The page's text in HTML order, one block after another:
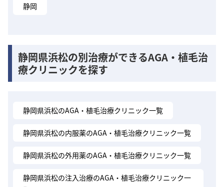
静岡
静岡県浜松の別治療ができるAGA・植毛治
療クリニックを探す
静岡県浜松のAGA・植毛治療クリニック一覧
静岡県浜松の内服薬のAGA・植毛治療クリニック一覧
静岡県浜松の外用薬のAGA・植毛治療クリニック一覧
静岡県浜松の注入治療のAGA・植毛治療クリニック一